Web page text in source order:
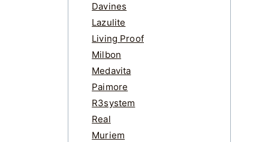
Davines
Lazulite
Living Proof
Milbon
Medavita
Paimore
R3system
Real
Muriem